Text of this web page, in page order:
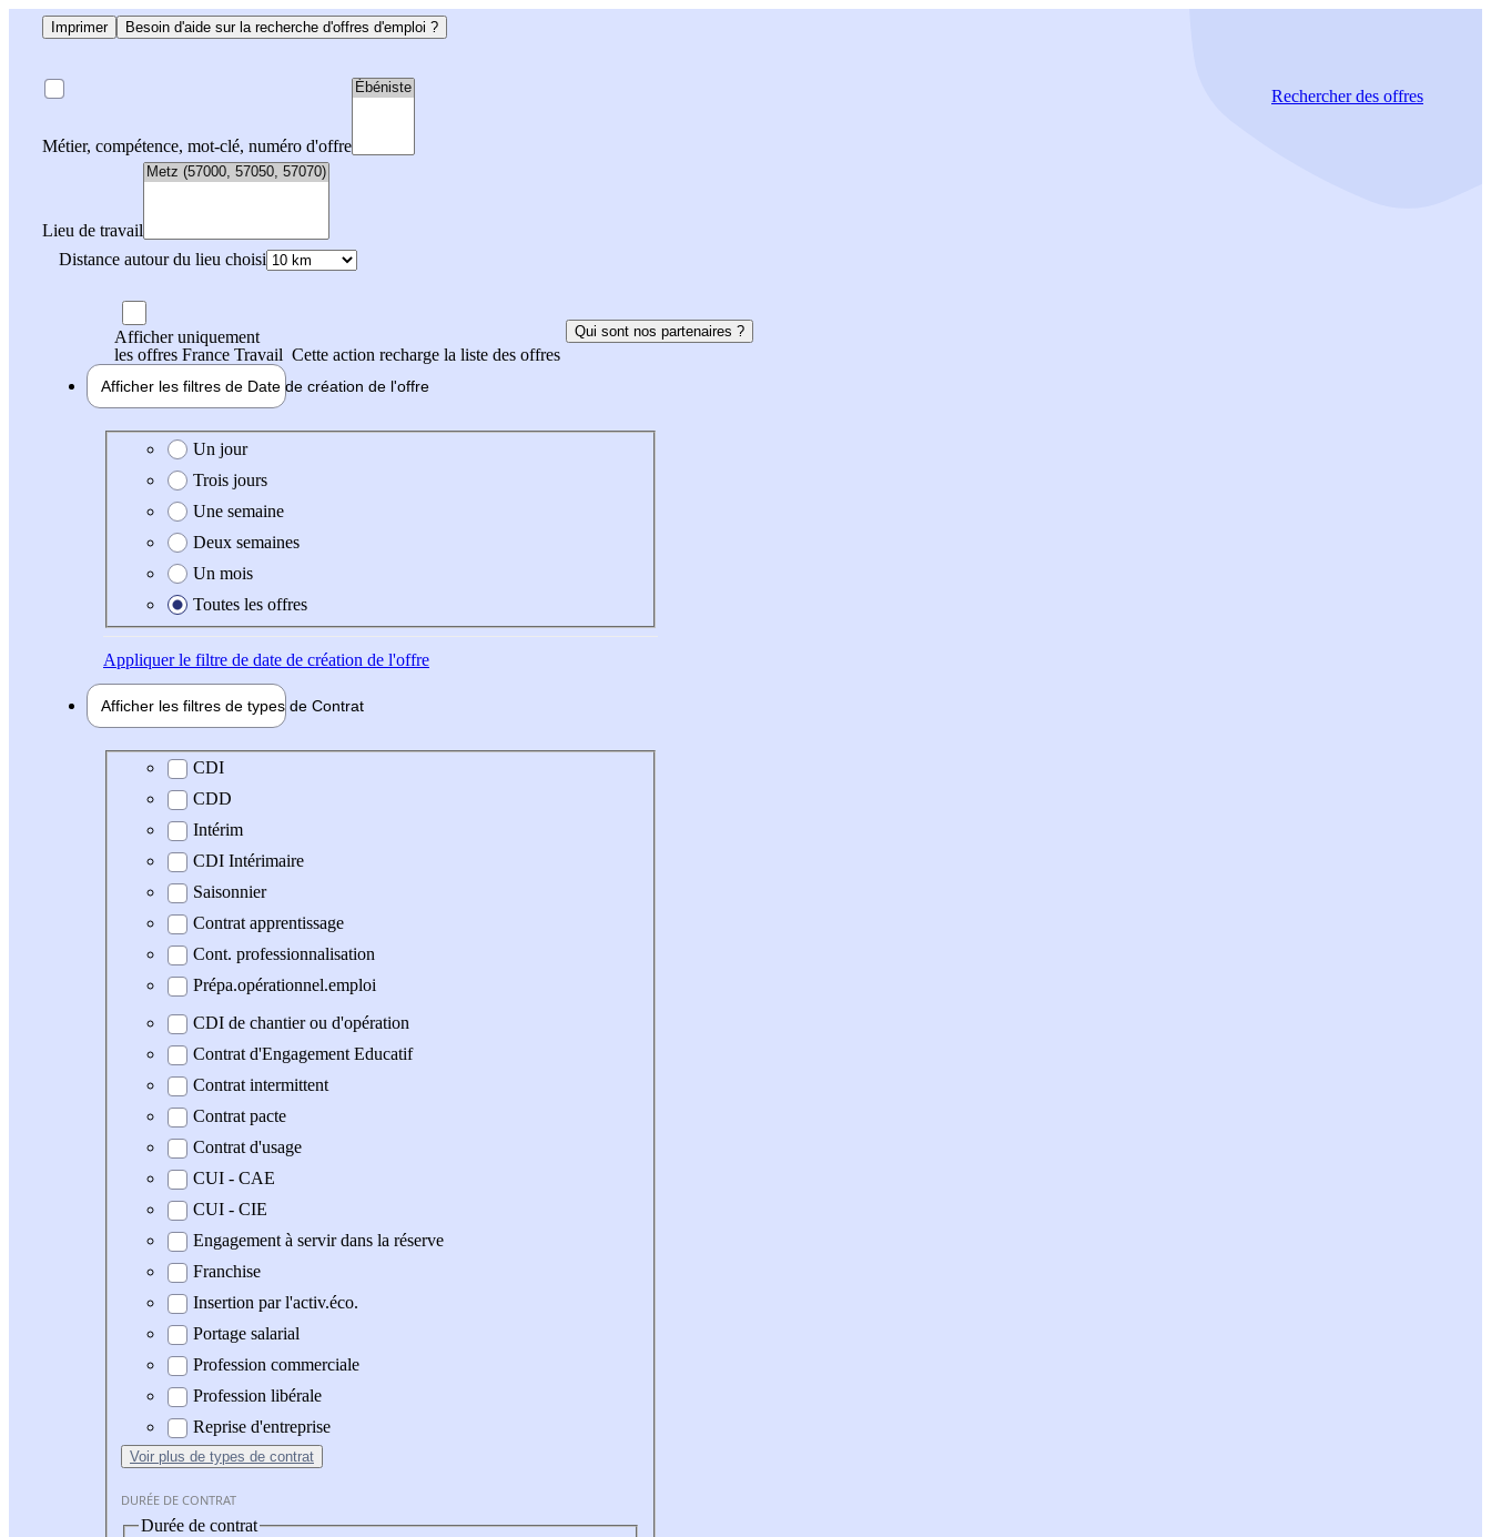
Imprimer Besoin d'aide sur la recherche d'offres d'emploi ?
Métier, compétence, mot-clé, numéro d'offre
Lieu de travail
Distance autour du lieu choisi
Rechercherdes offres
Afficher uniquement
les offres France Travail Cette action recharge la liste des offres
Qui sont nos partenaires ?
Afficher les filtres de Date de création de l'offre
Date de création de l'offre
Un jour
Trois jours
Une semaine
Deux semaines
Un mois
Toutes les offres
Appliquerle filtre de date de création de l'offre
Afficher les filtres de types de Contrat
Type de contrat
CDI
CDD
Intérim
CDI Intérimaire
Saisonnier
Contrat apprentissage
Cont. professionnalisation
Prépa.opérationnel.emploi
CDI de chantier ou d'opération
Contrat d'Engagement Educatif
Contrat intermittent
Contrat pacte
Contrat d'usage
CUI - CAE
CUI - CIE
Engagement à servir dans la réserve
Franchise
Insertion par l'activ.éco.
Portage salarial
Profession commerciale
Profession libérale
Reprise d'entreprise
Voir plus de types de contrat
DURÉE DE CONTRAT
Durée de contrat